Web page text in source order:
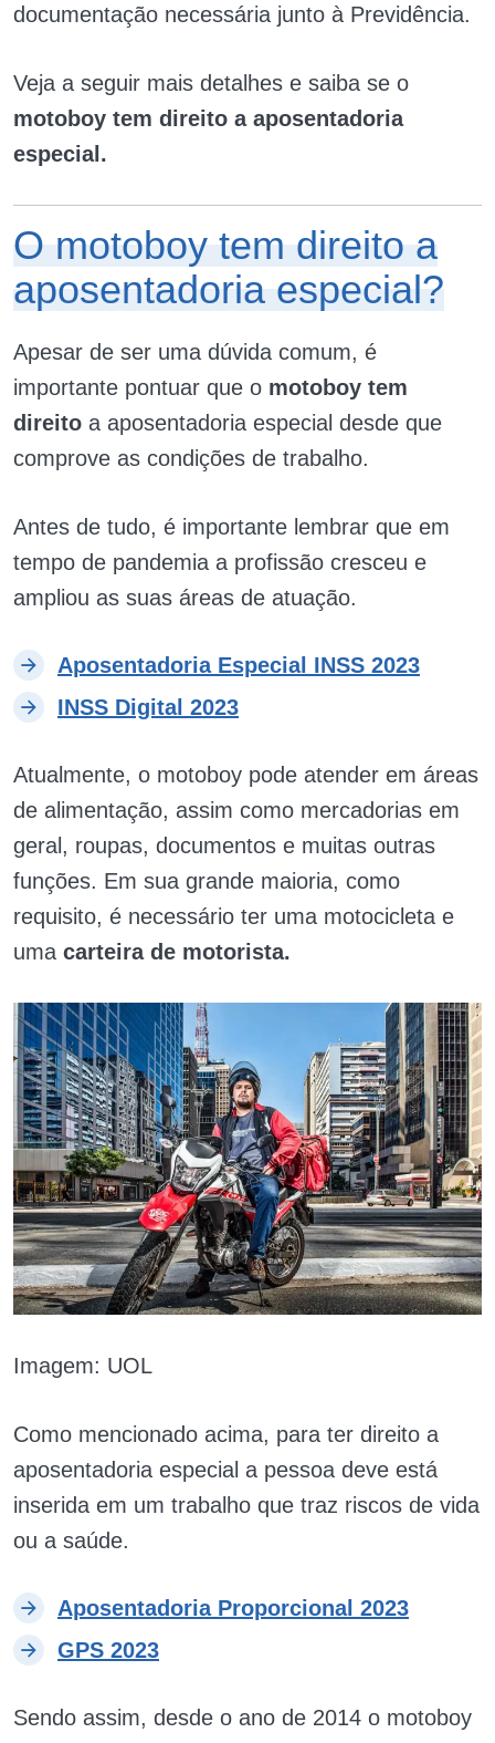
documentação necessária junto à Previdência.
Veja a seguir mais detalhes e saiba se o
motoboy tem direito a aposentadoria
especial.
O motoboy tem direito a
aposentadoria especial?
Apesar de ser uma dúvida comum, é
importante pontuar que o motoboy tem
direito a aposentadoria especial desde que
comprove as condições de trabalho.
Antes de tudo, é importante lembrar que em
tempo de pandemia a profissão cresceu e
ampliou as suas áreas de atuação.
Aposentadoria Especial INSS 2023
INSS Digital 2023
Atualmente, o motoboy pode atender em áreas
de alimentação, assim como mercadorias em
geral, roupas, documentos e muitas outras
funções. Em sua grande maioria, como
requisito, é necessário ter uma motocicleta e
uma carteira de motorista.
Imagem: UOL
Como mencionado acima, para ter direito a
aposentadoria especial a pessoa deve está
inserida em um trabalho que traz riscos de vida
ou a saúde.
Aposentadoria Proporcional 2023
GPS 2023
Sendo assim, desde o ano de 2014 o motoboy